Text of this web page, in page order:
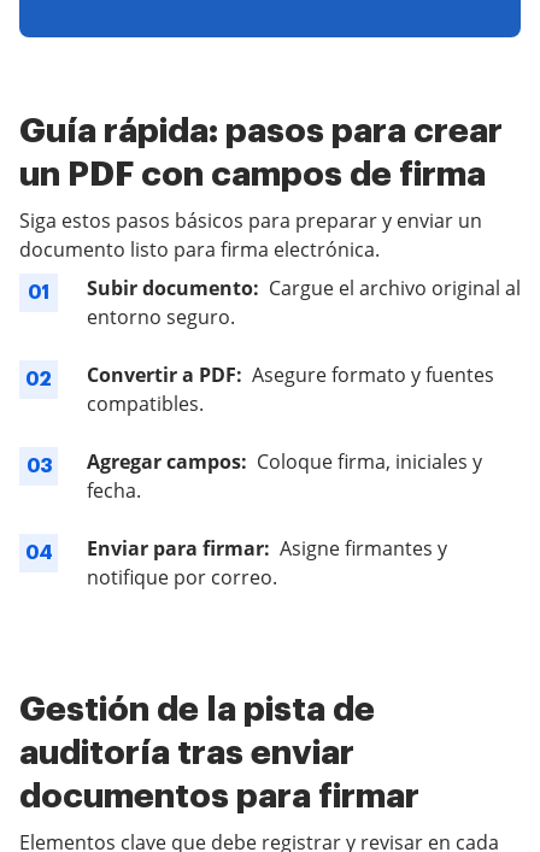
Guía rápida: pasos para crear
un PDF con campos de firma
Siga estos pasos básicos para preparar y enviar un
documento listo para firma electrónica.
01 Subir documento: Cargue el archivo original al
entorno seguro.
02 Convertir a PDF: Asegure formato y fuentes
compatibles.
03 Agregar campos: Coloque firma, iniciales y
fecha.
04 Enviar para firmar: Asigne firmantes y
notifique por correo.
Gestión de la pista de
auditoría tras enviar
documentos para firmar
Elementos clave que debe registrar y revisar en cada